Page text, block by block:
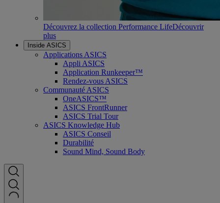
Découvrez la collection Performance LifeDécouvrir
plus
Inside ASICS
Applications ASICS
Appli ASICS
Application Runkeeper™
Rendez-vous ASICS
Communauté ASICS
OneASICS™
ASICS FrontRunner
ASICS Trial Tour
ASICS Knowledge Hub
ASICS Conseil
Durabilité
Sound Mind, Sound Body